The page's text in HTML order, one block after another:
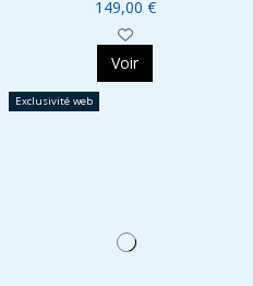
149,00 €
Voir
Exclusivité web